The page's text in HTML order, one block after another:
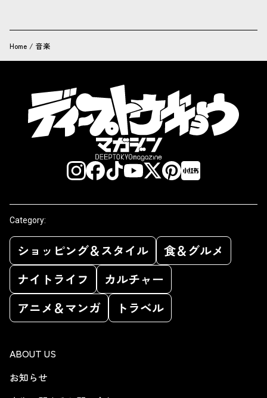
Home / 音楽
Category:
ショッピング＆スタイル
食＆グルメ
ナイトライフ
カルチャー
アニメ＆マンガ
トラベル
ABOUT US
お知らせ